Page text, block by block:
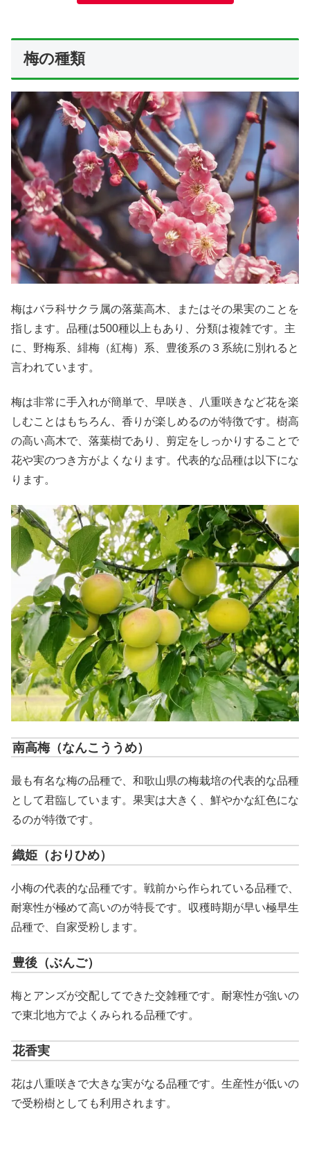
梅の種類
梅はバラ科サクラ属の落葉高木、またはその果実のことを
指します。品種は500種以上もあり、分類は複雑です。主
に、野梅系、緋梅（紅梅）系、豊後系の３系統に別れると
言われています。
梅は非常に手入れが簡単で、早咲き、八重咲きなど花を楽
しむことはもちろん、香りが楽しめるのが特徴です。樹高
の高い高木で、落葉樹であり、剪定をしっかりすることで
花や実のつき方がよくなります。代表的な品種は以下にな
ります。
南高梅（なんこううめ）
最も有名な梅の品種で、和歌山県の梅栽培の代表的な品種
として君臨しています。果実は大きく、鮮やかな紅色にな
るのが特徴です。
織姫（おりひめ）
小梅の代表的な品種です。戦前から作られている品種で、
耐寒性が極めて高いのが特長です。収穫時期が早い極早生
品種で、自家受粉します。
豊後（ぶんご）
梅とアンズが交配してできた交雑種です。耐寒性が強いの
で東北地方でよくみられる品種です。
花香実
花は八重咲きで大きな実がなる品種です。生産性が低いの
で受粉樹としても利用されます。